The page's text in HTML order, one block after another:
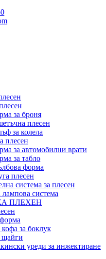
за броня
плесен
за колела
плесен
за автомобилни врати
за табло
форма
плесен
система за плесен
система
ПЛЕХЕН
за боклук
щайги
уреди за инжектиране